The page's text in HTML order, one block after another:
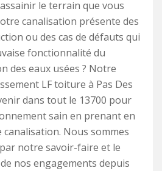
le terrain que vous
canalisation présente des
ou des cas de défauts qui
fonctionnalité du
des eaux usées ? Notre
LF toiture à Pas Des
dans tout le 13700 pour
sain en prenant en
canalisation. Nous sommes
notre savoir-faire et le
nos engagements depuis